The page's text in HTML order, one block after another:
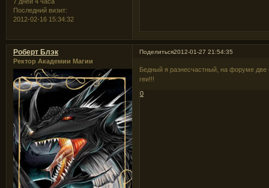
Последний визит:
2012-02-16 15:34:32
Поделиться2012-01-27 21:54:35
Роберт Блэк
Ректор Академии Магии
Бедный я разнесчастный, на форуме две
геи!!!
0